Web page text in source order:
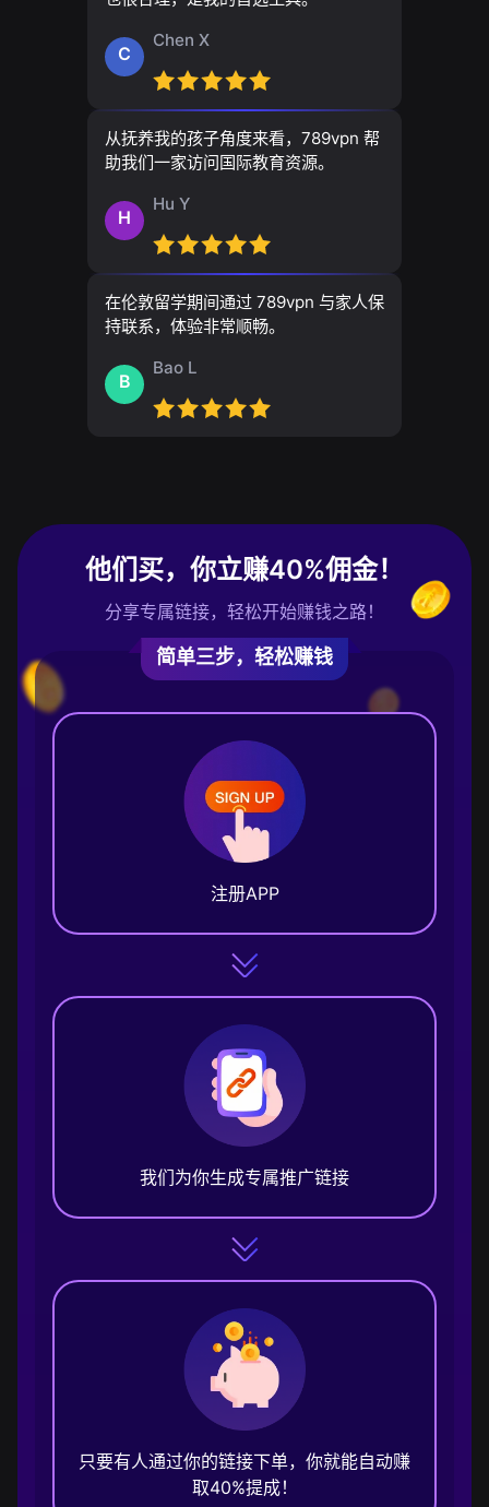
C
Chen X
从抚养我的孩子角度来看，789vpn 帮
助我们一家访问国际教育资源。
H
Hu Y
在伦敦留学期间通过 789vpn 与家人保
持联系，体验非常顺畅。
B
Bao L
他们买，你立赚40%佣金！
分享专属链接，轻松开始赚钱之路！
简单三步，轻松赚钱
注册APP
我们为你生成专属推广链接
只要有人通过你的链接下单，你就能自动赚
取40%提成！